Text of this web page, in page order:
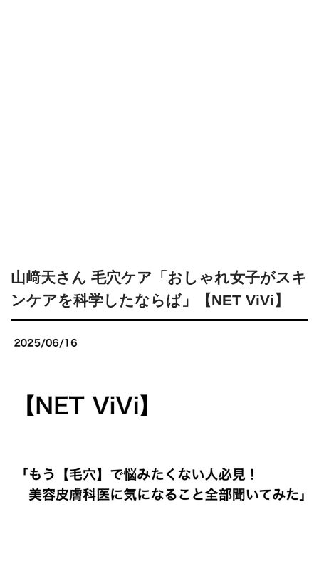
山﨑天さん 毛穴ケア「おしゃれ女子がスキ
ンケアを科学したならば」【NET ViVi】